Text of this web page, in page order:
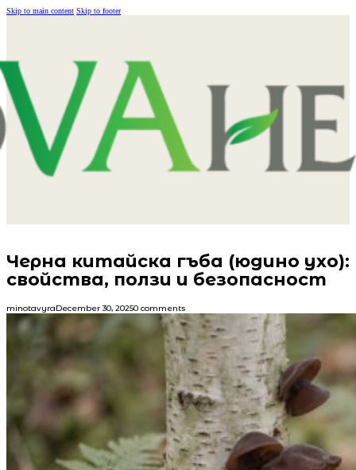
Skip to main content Skip to footer
Черна китайска гъба (юдино ухо):
свойства, ползи и безопасност
minotavyraDecember 30, 20250 comments